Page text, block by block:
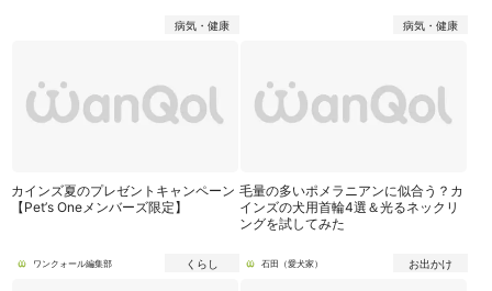
病気・健康 病気・健康
カインズ夏のプレゼントキャンペーン
【Pet’s Oneメンバーズ限定】
ワンクォール編集部 くらし
毛量の多いポメラニアンに似合う？カ
インズの犬用首輪4選＆光るネックリ
ングを試してみた
石田（愛犬家） お出かけ